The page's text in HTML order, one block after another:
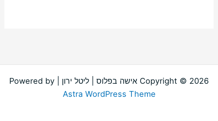
Copyright © 2026 אישה בפלוס | ליטל ירון | Powered by
Astra WordPress Theme